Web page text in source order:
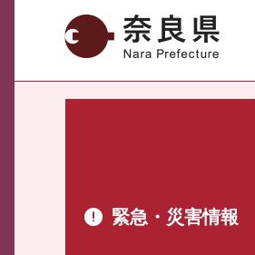
奈良県
緊急・災害情報